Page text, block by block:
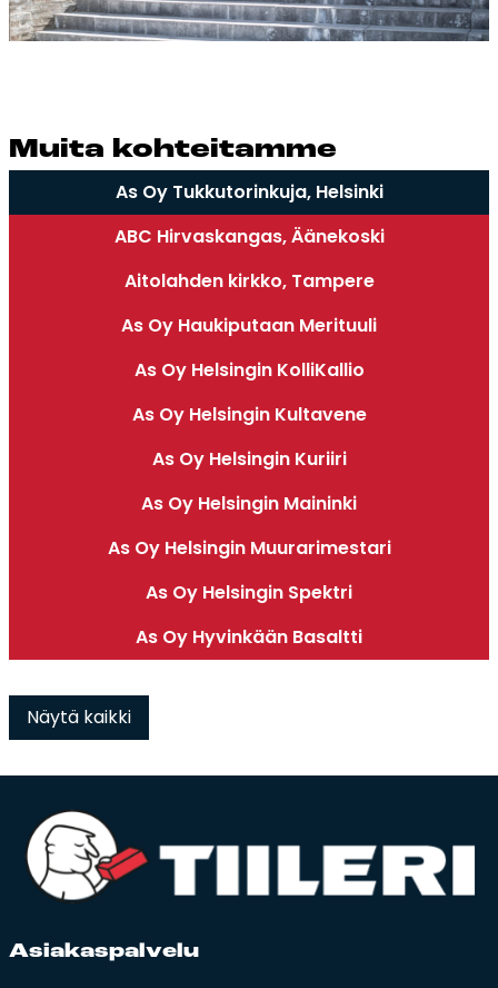
Mui­ta koh­tei­tam­me
As Oy Tukkutorinkuja, Helsinki
ABC Hirvaskangas, Äänekoski
Aitolahden kirkko, Tampere
As Oy Haukiputaan Merituuli
As Oy Helsingin KolliKallio
As Oy Helsingin Kultavene
As Oy Helsingin Kuriiri
As Oy Helsingin Maininki
As Oy Helsingin Muurarimestari
As Oy Helsingin Spektri
As Oy Hyvinkään Basaltti
Näytä kaikki
Asia­kas­pal­ve­lu